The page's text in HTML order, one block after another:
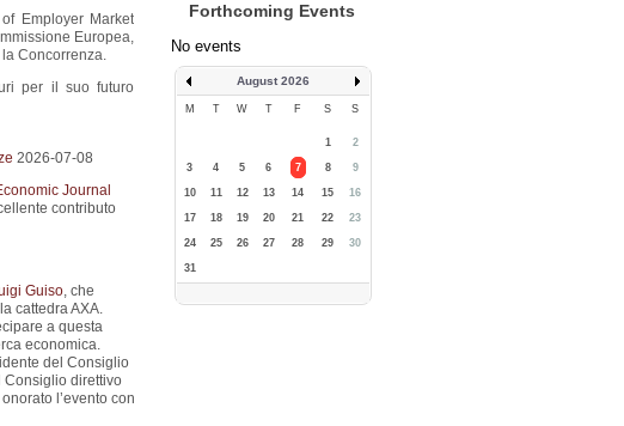
Employer Market
Europea,
Concorrenza.
per il suo futuro
2026-07-08
Journal
contributo
Guiso, che
cattedra AXA.
a questa
economica.
del Consiglio
direttivo
l’evento con
Forthcoming Events
No events
August 2026
M T W T F S S
1 2
3 4 5 6 7 8 9
10 11 12 13 14 15 16
17 18 19 20 21 22 23
24 25 26 27 28 29 30
31